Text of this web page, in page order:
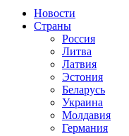
Новости
Страны
Россия
Литва
Латвия
Эстония
Беларусь
Украина
Молдавия
Германия